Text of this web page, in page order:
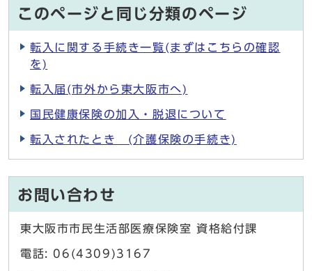
このページと同じ分類のページ
転入に関する手続き一覧(まずはこちらの確認
を)
転入届(市外から東大阪市へ)
国民健康保険の加入・脱退について
転入されたとき (介護保険の手続き)
お問い合わせ
東大阪市市民生活部医療保険室 資格給付課
電話: 06(4309)3167